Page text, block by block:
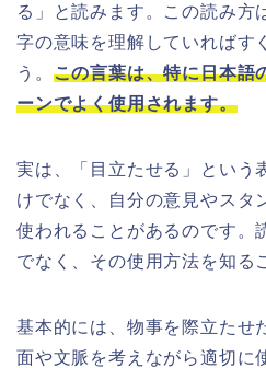
る」と読みます。この読み方
字の意味を理解していればす
う。 この言葉は、特に日本語
ーンでよく使用されます。
実は、「目立たせる」という
けでなく、自分の意見やスタ
使われることがあるのです。
でなく、その使用方法を知る
基本的には、物事を際立たせ
面や文脈を考えながら適切に